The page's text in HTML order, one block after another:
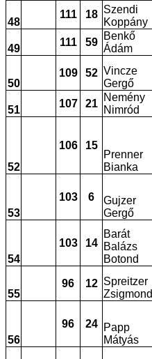
48
111 18 Szendi
Koppány
49
111 59
Benkő
Ádám
50
109 52 Vincze
Gergő
51
107 21
Nemény
Nimród
52
106 15
Prenner
Bianka
53
103 6
Gujzer
Gergő
54
103 14
Barát
Balázs
Botond
55
96 12 Spreitzer
Zsigmond
56
96 24
Papp
Mátyás